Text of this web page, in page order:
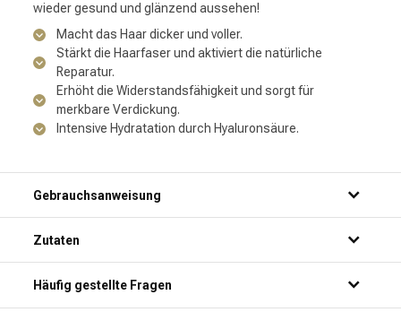
wieder gesund und glänzend aussehen!
Macht das Haar dicker und voller.
Stärkt die Haarfaser und aktiviert die natürliche
Reparatur.
Erhöht die Widerstandsfähigkeit und sorgt für
merkbare Verdickung.
Intensive Hydratation durch Hyaluronsäure.
Gebrauchsanweisung
Zutaten
Häufig gestellte Fragen